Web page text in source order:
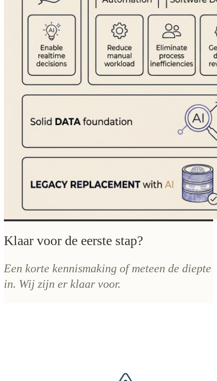
Klaar voor de eerste stap?
Een korte kennismaking of meteen de diepte
in. Wij zijn er klaar voor.